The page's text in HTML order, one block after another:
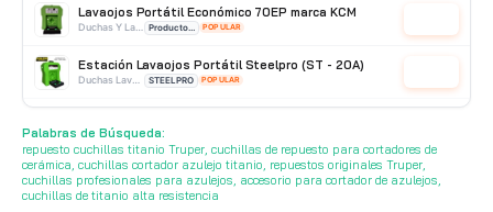
Lavaojos Portátil Económico 70EP marca KCM
POPULAR
Estación Lavaojos Portátil Steelpro (ST - 20A)
STEELPRO POPULAR
Lavaojos Autónoma
Duchas De Acero Galvanizado CEG POPULAR
Palabras de Búsqueda:
repuesto cuchillas titanio Truper, cuchillas de repuesto para cortadores de
cerámica, cuchillas cortador azulejo titanio, repuestos originales Truper,
cuchillas profesionales para azulejos, accesorio para cortador de azulejos,
cuchillas de titanio alta resistencia